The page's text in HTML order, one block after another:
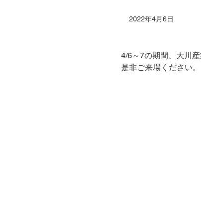
2022年4月6日
4/6～7の期間、大川
是非ご来場ください。